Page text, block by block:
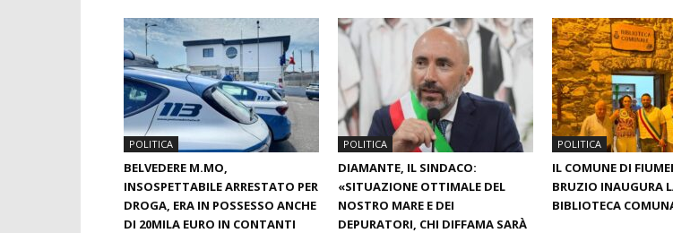
POLITICA
BELVEDERE M.MO,
INSOSPETTABILE ARRESTATO PER
DROGA, ERA IN POSSESSO ANCHE
DI 20MILA EURO IN CONTANTI
POLITICA
DIAMANTE, IL SINDACO:
«SITUAZIONE OTTIMALE DEL
NOSTRO MARE E DEI
DEPURATORI, CHI DIFFAMA SARÀ
POLITICA
IL COMUNE DI
BRUZIO INAUGURA
BIBLIOTECA